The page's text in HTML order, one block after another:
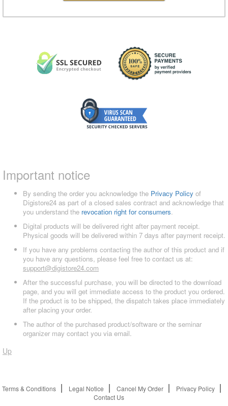
Important notice
By sending the order you acknowledge the Privacy Policy of
Digistore24 as part of a closed sales contract and acknowledge that
you understand the revocation right for consumers.
Digital products will be delivered right after payment receipt.
Physical goods will be delivered within 7 days after payment receipt.
If you have any problems contacting the author of this product and if
you have any questions, please feel free to contact us at:
support@digistore24.com
After the successful purchase, you will be directed to the download
page, and you will get immediate access to the product you ordered.
If the product is to be shipped, the dispatch takes place immediately
after placing your order.
The author of the purchased product/software or the seminar
organizer may contact you via email.
Up
Terms & Conditions Legal Notice Cancel My Order
Privacy Policy
Contact Us